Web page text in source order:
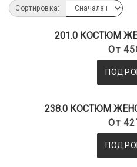
Сортировка:
201.0 КОСТЮМ
От
238.0 КОСТЮМ
От